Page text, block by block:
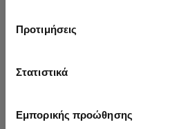
Προτιμήσεις
Στατιστικά
Εμπορικής προώθησης